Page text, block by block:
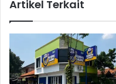
o
a
r
a
a
a
n
I
Artikel Terkait